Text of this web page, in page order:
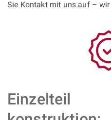
Sie Kontakt mit uns auf –
Einzelteil